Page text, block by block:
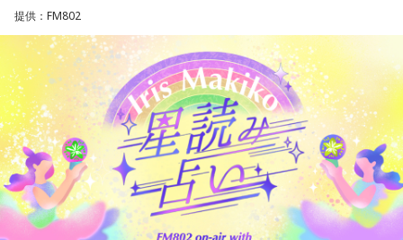
●そんなFadil Camuiに インドネシアの今、ホットなエンタ
メの話題は？と伺うと…
最近、局内で最も大きな話題となっているのは、間違いなく
Kanye West(カニエ・ウェスト）がインドネシアで初のパフ
ォーマンスを行うというニュースです！アナウンスを聞いた
とき、Mustangのスタッフ全員が大興奮でした！
さらにすごいのは、Ye(イェ)がジャカルタ最大級のイベント
会場で、巨大な地球儀の演出と360度のステージを使ってパ
フォーマンスを行うということです。間違いなく素晴らしい
かに座のアナタ：冷蔵庫の中や食材を見直してみるといいか
も。
しし座のアナタ：もう卒業できることを見つけてみると良さ
そう。
おとめ座のアナタ：デスクや机の上をリセットしてみるとい
いかも。
提供：FM802